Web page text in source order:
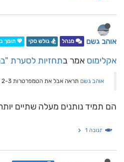
אוהב גשם מנהל 🏂 גולש סקי 💖 תומך
אקלימוס אמר בתחזיות לסערת
אוהב גשם תראה אבל את הטמפרטרות 2-3 זה לא מצב של הערמות
הם תמיד נותנים מעלה שתיים
תגובה 1